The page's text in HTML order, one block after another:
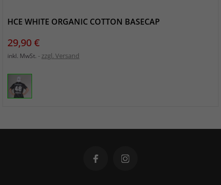
HCE WHITE ORGANIC COTTON BASECAP
Preis
29,90 €
inkl. MwSt. zzgl. Versand